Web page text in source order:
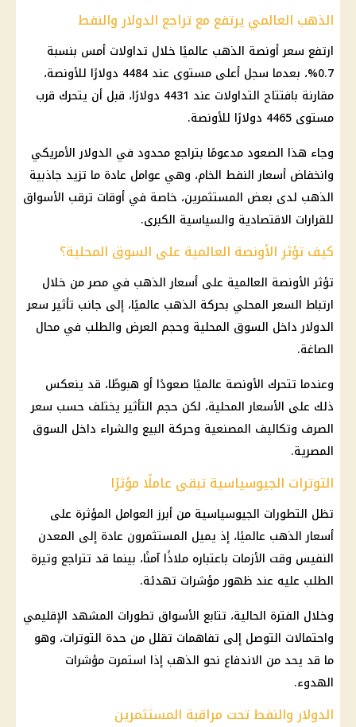
الذهب العالمي يرتفع مع تراجع الدولار والنفط
ارتفع سعر أونصة الذهب عالميًا خلال تداولات أمس بنسبة
0.7%، بعدما سجل أعلى مستوى عند 4484 دولارًا للأونصة،
مقارنة بافتتاح التداولات عند 4431 دولارًا، قبل أن يتحرك قرب
مستوى 4465 دولارًا للأونصة.
وجاء هذا الصعود مدعومًا بتراجع محدود في الدولار الأمريكي
وانخفاض أسعار النفط الخام، وهي عوامل عادة ما تزيد جاذبية
الذهب لدى بعض المستثمرين، خاصة في أوقات ترقب الأسواق
للقرارات الاقتصادية والسياسية الكبرى.
كيف تؤثر الأونصة العالمية على السوق المحلية؟
تؤثر الأونصة العالمية على أسعار الذهب في مصرمن خلال
ارتباط السعر المحلي بحركة الذهب عالميًا، إلى جانب تأثيرسعر
الدولارداخل السوق المحلية وحجم العرض والطلب في محال
الصاغة.
وعندما تتحرك الأونصة عالميًا صعودًا أو هبوطًا، قد ينعكس
ذلك على الأسعار المحلية، لكن حجم التأثير يختلف حسب سعر
الصرف وتكاليف المصنعية وحركة البيع والشراء داخل السوق
المصرية.
التوترات الجيوسياسية تبقى عاملًا مؤثرًا
تظل التطورات الجيوسياسية من أبرز العوامل المؤثرة على
أسعار الذهب عالميًا، إذ يميل المستثمرون عادة إلى المعدن
النفيس وقت الأزمات باعتباره ملاذًا آمنًا، بينما قد تتراجع وتيرة
الطلب عليه عند ظهور مؤشرات تهدئة.
وخلال الفترة الحالية، تتابع الأسواق تطورات المشهد الإقليمي
واحتمالات التوصل إلى تفاهمات تقلل من حدة التوترات، وهو
ما قد يحد من الاندفاع نحو الذهب إذا استمرت مؤشرات
الهدوء.
الدولار والنفط تحت مراقبة المستثمرين